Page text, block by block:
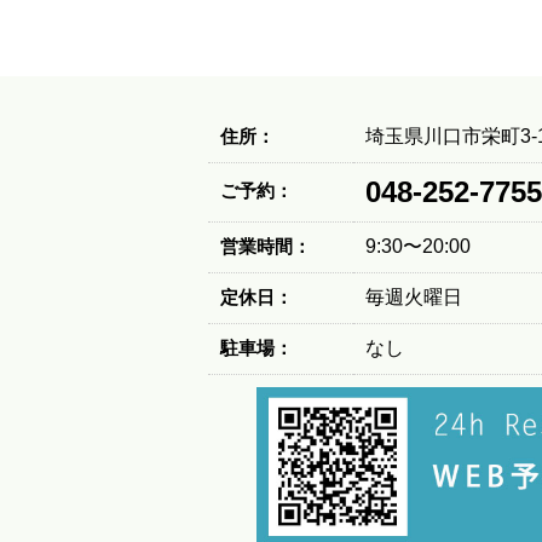
住所： 埼玉県川口市栄町3-
ご予約： 048-252-7755
営業時間： 9:30〜20:00
定休日： 毎週火曜日
駐車場： なし